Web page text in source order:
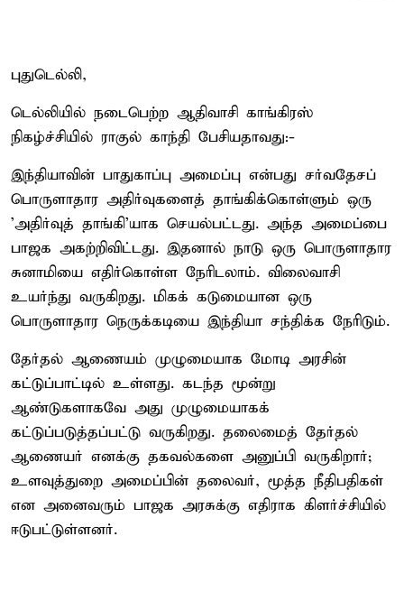
புதுடெல்லி,
டெல்லியில் நடைபெற்ற ஆதிவாசி காங்கிரஸ்
நிகழ்ச்சியில் ராகுல் காந்தி பேசியதாவது:-
இந்தியாவின் பாதுகாப்பு அமைப்பு என்பது சர்வதேசப்
பொருளாதார அதிர்வுகளைத் தாங்கிக்கொள்ளும் ஒரு
'அதிர்வுத் தாங்கி'யாக செயல்பட்டது. அந்த அமைப்பை
பாஜக அகற்றிவிட்டது. இதனால் நாடு ஒரு பொருளாதார
சுனாமியை எதிர்கொள்ள நேரிடலாம். விலைவாசி
உயர்ந்து வருகிறது. மிகக் கடுமையான ஒரு
பொருளாதார நெருக்கடியை இந்தியா சந்திக்க நேரிடும்.
தேர்தல் ஆணையம் முழுமையாக மோடி அரசின்
கட்டுப்பாட்டில் உள்ளது. கடந்த மூன்று
ஆண்டுகளாகவே அது முழுமையாகக்
கட்டுப்படுத்தப்பட்டு வருகிறது. தலைமைத் தேர்தல்
ஆணையர் எனக்கு தகவல்களை அனுப்பி வருகிறார்;
உளவுத்துறை அமைப்பின் தலைவர், மூத்த நீதிபதிகள்
என அனைவரும் பாஜக அரசுக்கு எதிராக கிளர்ச்சியில்
ஈடுபட்டுள்ளனர்.